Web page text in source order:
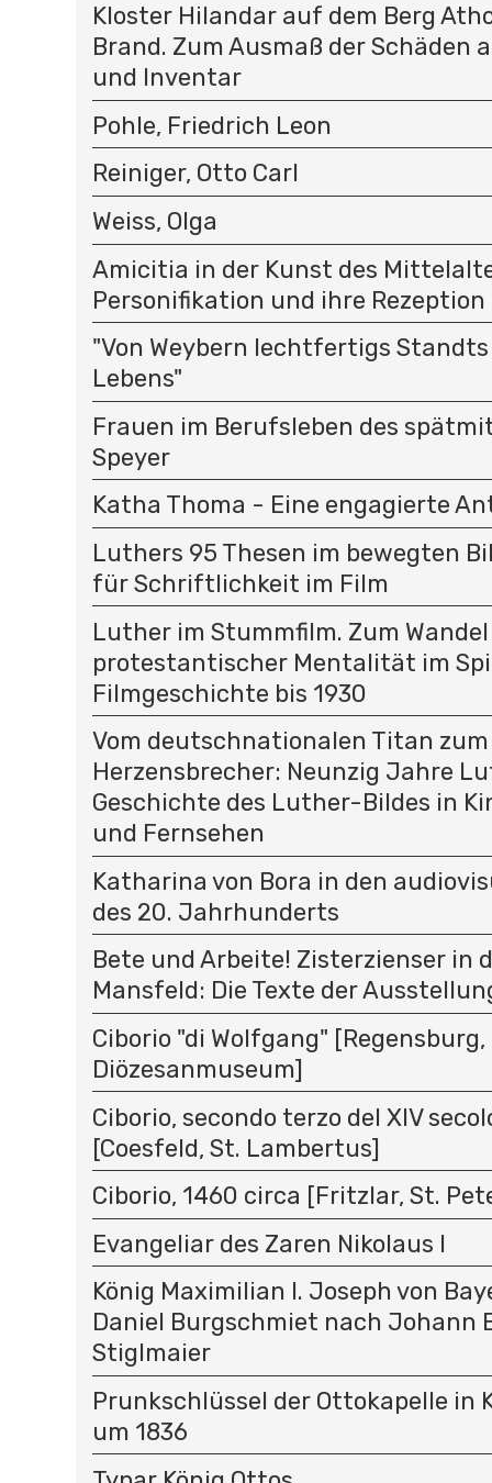
Kloster Hilandar auf dem Berg
Brand. Zum Ausmaß der Schäden
und Inventar
Pohle, Friedrich Leon
Reiniger, Otto Carl
Weiss, Olga
Amicitia in der Kunst des
Personifikation und ihre Rezeption
"Von Weybern lechtfertigs Standts
Lebens"
Frauen im Berufsleben des
Speyer
Katha Thoma - Eine engagierte
Luthers 95 Thesen im bewegten
für Schriftlichkeit im Film
Luther im Stummfilm. Zum Wandel
protestantischer Mentalität im
Filmgeschichte bis 1930
Vom deutschnationalen Titan zum
Herzensbrecher: Neunzig Jahre
Geschichte des Luther-Bildes in
und Fernsehen
Katharina von Bora in den
des 20. Jahrhunderts
Bete und Arbeite! Zisterzienser in
Mansfeld: Die Texte der
Ciborio "di Wolfgang" [Regensburg,
Diözesanmuseum]
Ciborio, secondo terzo del XIV
[Coesfeld, St. Lambertus]
Ciborio, 1460 circa [Fritzlar, St.
Evangeliar des Zaren Nikolaus I
König Maximilian I. Joseph von
Daniel Burgschmiet nach Johann
Stiglmaier
Prunkschlüssel der Ottokapelle in
um 1836